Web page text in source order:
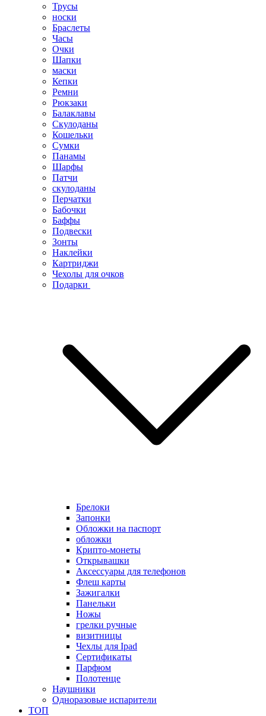
Трусы
носки
Браслеты
Часы
Очки
Шапки
маски
Кепки
Ремни
Рюкзаки
Балаклавы
Скулоданы
Кошельки
Сумки
Панамы
Шарфы
Патчи
скулоданы
Перчатки
Бабочки
Баффы
Подвески
Зонты
Наклейки
Картриджи
Чехолы для очков
Подарки
Брелоки
Запонки
Обложки на паспорт
обложки
Крипто-монеты
Открывашки
Аксессуары для телефонов
Флеш карты
Зажигалки
Панельки
Ножы
грелки ручные
визитницы
Чехлы для Ipad
Сертификаты
Парфюм
Полотенце
Наушники
Одноразовые испарители
ТОП